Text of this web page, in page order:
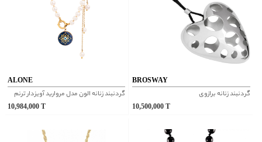
ALONE
گردنبند زنانه الون مدل مروارید آویزدار ترنم
10,984,000
BROSWAY
گردنبند زنانه برازوی
10,500,000